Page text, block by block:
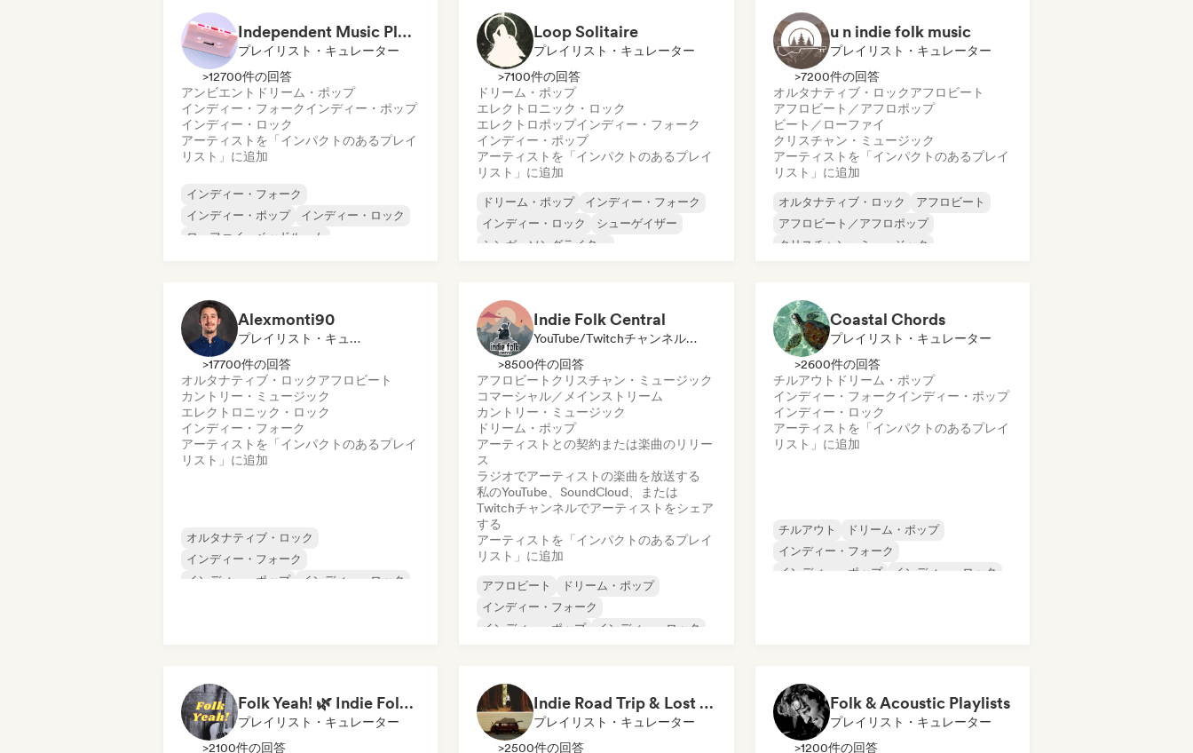
Independent Music Playlists
プレイリスト・キュレーター
>12700件の回答
アンビエント ドリーム・ポップ
インディー・フォークインディー・ポップ
インディー・ロック
アーティストを「インパクトのあるプレイ
リスト」に追加
インディー・フォーク
インディー・ポップ
インディー・ロック
ローファイ・ベッドルーム
Loop Solitaire
プレイリスト・キュレーター
>7100件の回答
ドリーム・ポップ
エレクトロニック・ロック
エレクトロポップインディー・フォーク
インディー・ポップ
アーティストを「インパクトのあるプレイ
リスト」に追加
ドリーム・ポップ
インディー・フォーク
インディー・ロック
シューゲイザー
シンガーソングライター
u n indie folk music
プレイリスト・キュレーター
>7200件の回答
オルタナティブ・ロックアフロビート
アフロビート／アフロポップ
ビート／ローファイ
クリスチャン・ミュージック
アーティストを「インパクトのあるプレイ
リスト」に追加
オルタナティブ・ロック
アフロビート
アフロビート／アフロポップ
クリスチャン・ミュージック
インディー・フォーク
Alexmonti90
プレイリスト・キュレーター
>17700件の回答
オルタナティブ・ロックアフロビート
カントリー・ミュージック
エレクトロニック・ロック
インディー・フォーク
アーティストを「インパクトのあるプレイ
リスト」に追加
オルタナティブ・ロック
インディー・フォーク
インディー・ポップ
インディー・ロック
Indie Folk Central
YouTube/Twitchチャンネル, レーベル, プレイリスト・キュレーター, ラジオ局
>8500件の回答
アフロビート クリスチャン・ミュージック
コマーシャル／メインストリーム
カントリー・ミュージック
ドリーム・ポップ
アーティストとの契約または楽曲のリリー
ス
ラジオでアーティストの楽曲を放送する
私のYouTube、SoundCloud、または
Twitchチャンネルでアーティストをシェア
する
アーティストを「インパクトのあるプレイ
リスト」に追加
アフロビート
ドリーム・ポップ
インディー・フォーク
インディー・ポップ
インディー・ロック
コマーシャル／メインストリーム
Coastal Chords
プレイリスト・キュレーター
>2600件の回答
チルアウト ドリーム・ポップ
インディー・フォークインディー・ポップ
インディー・ロック
アーティストを「インパクトのあるプレイ
リスト」に追加
チルアウト
ドリーム・ポップ
インディー・フォーク
インディー・ポップ
インディー・ロック
Folk Yeah! 🌿 Indie Folk, Acoustic & Singer-Songwriter
プレイリスト・キュレーター
>2100件の回答
Indie Road Trip & Lost in the Woods - Indie Folk, Folk Pop, Folk Rock & Singer-Songwriter
プレイリスト・キュレーター
>2500件の回答
Folk & Acoustic Playlists
プレイリスト・キュレーター
>1200件の回答